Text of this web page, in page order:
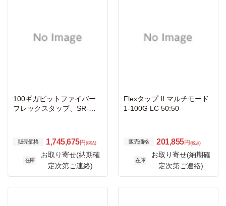
100ギガビットファイバー
フレックスタップ、SR-マ
販売価格 1,745,675円 (税込)
在庫
お取り寄せ(納期確
定次第ご連絡)
Flexタップ II マルチモード
1-100G LC 50:50
販売価格 201,855円 (税込)
在庫
お取り寄せ(納期確
定次第ご連絡)